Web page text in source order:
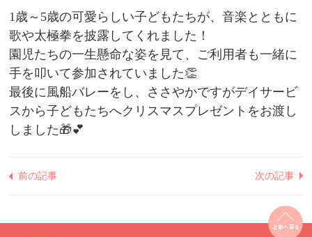
1歳～5歳の可愛らしい子どもたちが、音楽とともに
歌や太極拳を披露してくれました！
園児たちの一生懸命な姿を見て、ご利用者も一緒に
手を叩いて参加されていました👏
最後に風船バレーをし、ささやかですがデイサービ
スから子どもたちへクリスマスプレゼントをお渡し
しました🎁💕
前の記事 次の記事